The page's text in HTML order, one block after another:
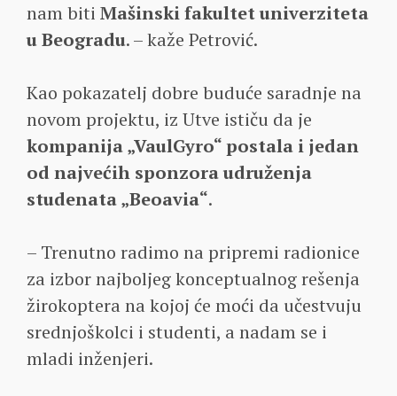
nam biti Mašinski fakultet univerziteta
u Beogradu. – kaže Petrović.
Kao pokazatelj dobre buduće saradnje na
novom projektu, iz Utve ističu da je
kompanija „VaulGyro“ postala i jedan
od najvećih sponzora udruženja
studenata „Beoavia“.
– Trenutno radimo na pripremi radionice
za izbor najboljeg konceptualnog rešenja
žirokoptera na kojoj će moći da učestvuju
srednjoškolci i studenti, a nadam se i
mladi inženjeri.